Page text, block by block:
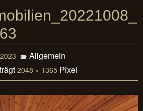
Allgemein
2048 × 1365 Pixel